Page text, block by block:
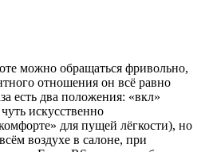
можно обращаться фривольно,
отношения он всё равно
есть два положения: «вкл»
искусственно
для пущей лёгкости), но
воздухе в салоне, при